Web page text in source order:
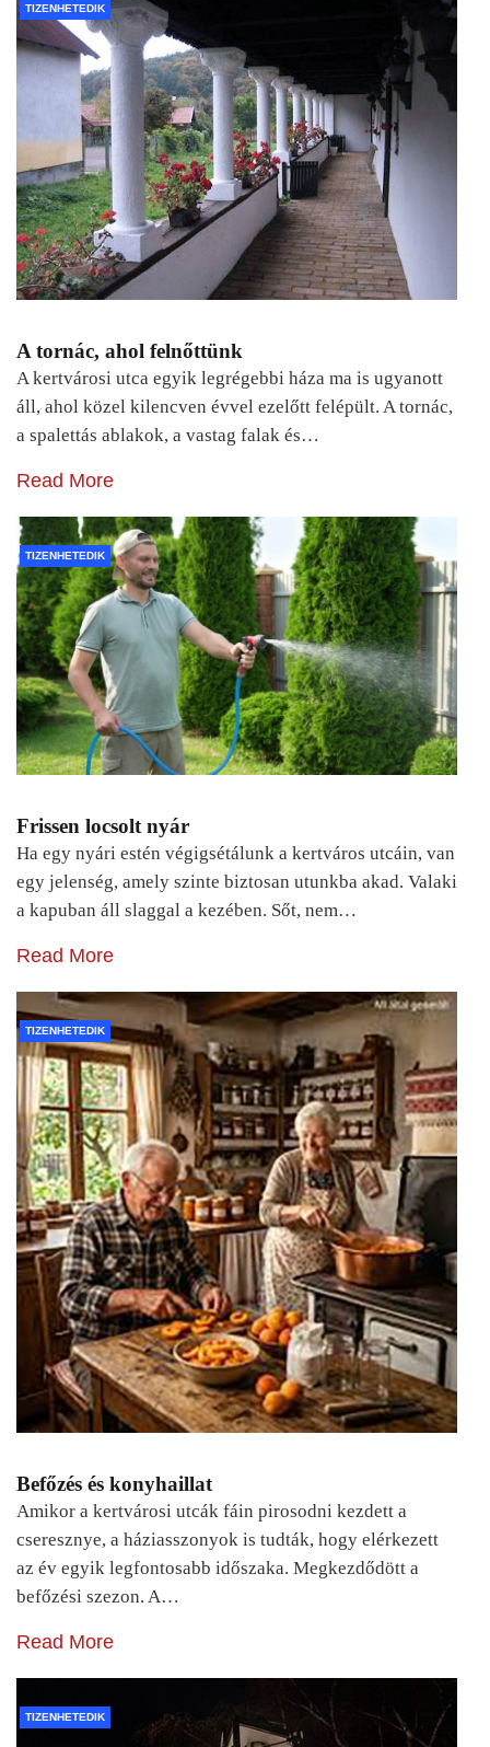
TIZENHETEDIK
A tornác, ahol felnőttünk
A kertvárosi utca egyik legrégebbi háza ma is ugyanott
áll, ahol közel kilencven évvel ezelőtt felépült. A tornác,
a spalettás ablakok, a vastag falak és…
Read More
TIZENHETEDIK
Frissen locsolt nyár
Ha egy nyári estén végigsétálunk a kertváros utcáin, van
egy jelenség, amely szinte biztosan utunkba akad. Valaki
a kapuban áll slaggal a kezében. Sőt, nem…
Read More
TIZENHETEDIK
Befőzés és konyhaillat
Amikor a kertvárosi utcák fáin pirosodni kezdett a
cseresznye, a háziasszonyok is tudták, hogy elérkezett
az év egyik legfontosabb időszaka. Megkezdődött a
befőzési szezon. A…
Read More
TIZENHETEDIK